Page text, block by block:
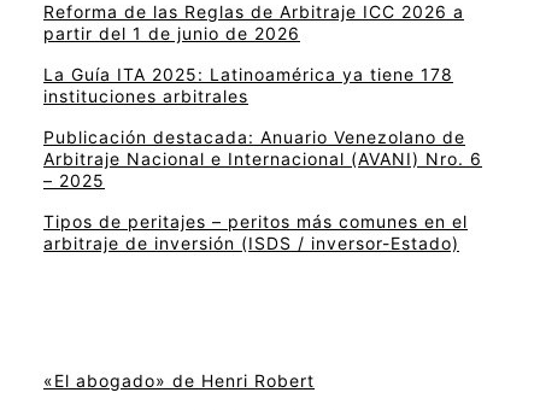
Reforma de las Reglas de Arbitraje ICC 2026 a
partir del 1 de junio de 2026
La Guía ITA 2025: Latinoamérica ya tiene 178
instituciones arbitrales
Publicación destacada: Anuario Venezolano de
Arbitraje Nacional e Internacional (AVANI) Nro. 6
– 2025
Tipos de peritajes – peritos más comunes en el
arbitraje de inversión (ISDS / inversor-Estado)
«El abogado» de Henri Robert